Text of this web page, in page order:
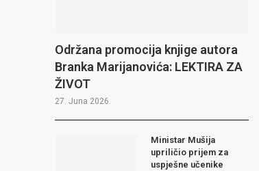
Održana promocija knjige autora
Branka Marijanovića: LEKTIRA ZA
ŽIVOT
27. Juna 2026.
Ministar Mušija
upriličio prijem za
uspješne učenike